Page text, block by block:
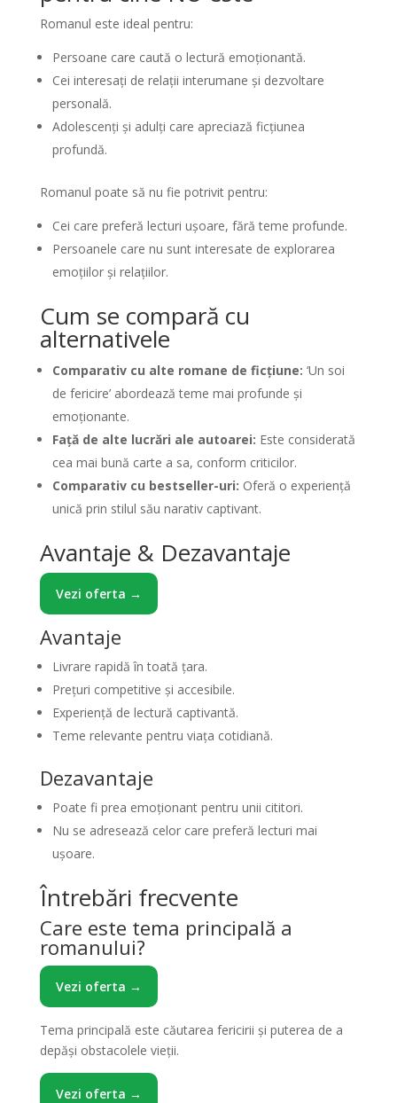
Romanul este ideal pentru:
Persoane care caută o lectură emoționantă.
Cei interesați de relații interumane și dezvoltare
personală.
Adolescenți și adulți care apreciază ficțiunea
profundă.
Romanul poate să nu fie potrivit pentru:
Cei care preferă lecturi ușoare, fără teme profunde.
Persoanele care nu sunt interesate de explorarea
emoțiilor și relațiilor.
Cum se compară cu
alternativele
Comparativ cu alte romane de ficțiune: ‘Un soi
de fericire’ abordează teme mai profunde și
emoționante.
Față de alte lucrări ale autoarei: Este considerată
cea mai bună carte a sa, conform criticilor.
Comparativ cu bestseller-uri: Oferă o experiență
unică prin stilul său narativ captivant.
Avantaje & Dezavantaje
Vezi oferta →
Avantaje
Livrare rapidă în toată țara.
Prețuri competitive și accesibile.
Experiență de lectură captivantă.
Teme relevante pentru viața cotidiană.
Dezavantaje
Poate fi prea emoționant pentru unii cititori.
Nu se adresează celor care preferă lecturi mai
ușoare.
Întrebări frecvente
Care este tema principală a
romanului?
Vezi oferta →
Tema principală este căutarea fericirii și puterea de a
depăși obstacolele vieții.
Vezi oferta →